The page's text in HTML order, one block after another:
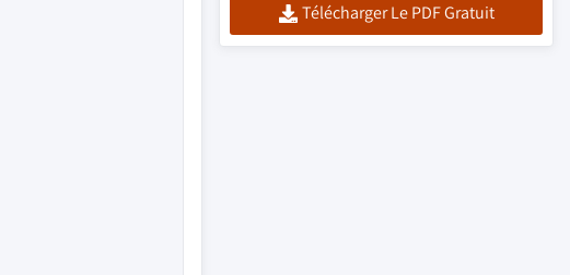
Télécharger Le PDF Gratuit